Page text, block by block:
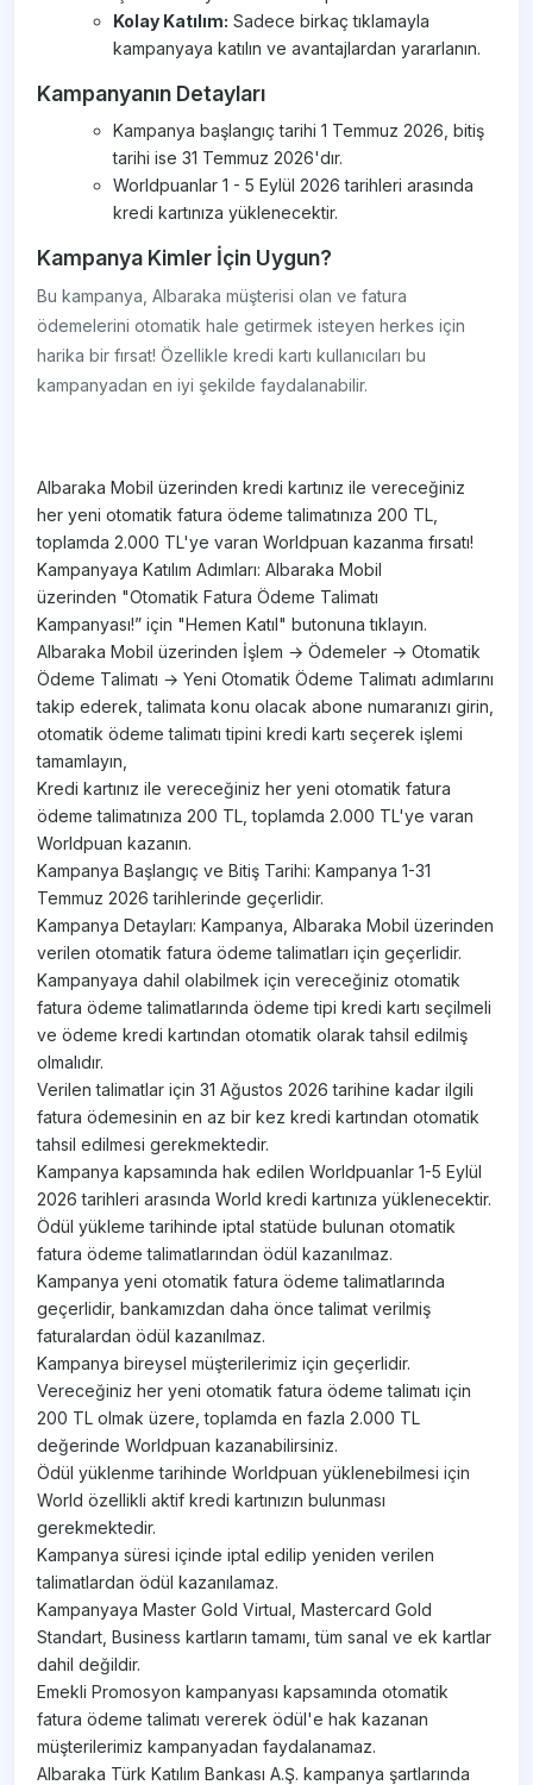
Kolay Katılım: Sadece birkaç tıklamayla
kampanyaya katılın ve avantajlardan yararlanın.
Kampanyanın Detayları
Kampanya başlangıç tarihi 1 Temmuz 2026, bitiş
tarihi ise 31 Temmuz 2026'dır.
Worldpuanlar 1 - 5 Eylül 2026 tarihleri arasında
kredi kartınıza yüklenecektir.
Kampanya Kimler İçin Uygun?
Bu kampanya, Albaraka müşterisi olan ve fatura
ödemelerini otomatik hale getirmek isteyen herkes için
harika bir fırsat! Özellikle kredi kartı kullanıcıları bu
kampanyadan en iyi şekilde faydalanabilir.
Albaraka Mobil üzerinden kredi kartınız ile vereceğiniz
her yeni otomatik fatura ödeme talimatınıza 200 TL,
toplamda 2.000 TL'ye varan Worldpuan kazanma fırsatı!
Kampanyaya Katılım Adımları: Albaraka Mobil
üzerinden "Otomatik Fatura Ödeme Talimatı
Kampanyası!” için "Hemen Katıl" butonuna tıklayın.
Albaraka Mobil üzerinden İşlem → Ödemeler → Otomatik
Ödeme Talimatı → Yeni Otomatik Ödeme Talimatı adımlarını
takip ederek, talimata konu olacak abone numaranızı girin,
otomatik ödeme talimatı tipini kredi kartı seçerek işlemi
tamamlayın,
Kredi kartınız ile vereceğiniz her yeni otomatik fatura
ödeme talimatınıza 200 TL, toplamda 2.000 TL'ye varan
Worldpuan kazanın.
Kampanya Başlangıç ve Bitiş Tarihi: Kampanya 1-31
Temmuz 2026 tarihlerinde geçerlidir.
Kampanya Detayları: Kampanya, Albaraka Mobil üzerinden
verilen otomatik fatura ödeme talimatları için geçerlidir.
Kampanyaya dahil olabilmek için vereceğiniz otomatik
fatura ödeme talimatlarında ödeme tipi kredi kartı seçilmeli
ve ödeme kredi kartından otomatik olarak tahsil edilmiş
olmalıdır.
Verilen talimatlar için 31 Ağustos 2026 tarihine kadar ilgili
fatura ödemesinin en az bir kez kredi kartından otomatik
tahsil edilmesi gerekmektedir.
Kampanya kapsamında hak edilen Worldpuanlar 1-5 Eylül
2026 tarihleri arasında World kredi kartınıza yüklenecektir.
Ödül yükleme tarihinde iptal statüde bulunan otomatik
fatura ödeme talimatlarından ödül kazanılmaz.
Kampanya yeni otomatik fatura ödeme talimatlarında
geçerlidir, bankamızdan daha önce talimat verilmiş
faturalardan ödül kazanılmaz.
Kampanya bireysel müşterilerimiz için geçerlidir.
Vereceğiniz her yeni otomatik fatura ödeme talimatı için
200 TL olmak üzere, toplamda en fazla 2.000 TL
değerinde Worldpuan kazanabilirsiniz.
Ödül yüklenme tarihinde Worldpuan yüklenebilmesi için
World özellikli aktif kredi kartınızın bulunması
gerekmektedir.
Kampanya süresi içinde iptal edilip yeniden verilen
talimatlardan ödül kazanılamaz.
Kampanyaya Master Gold Virtual, Mastercard Gold
Standart, Business kartların tamamı, tüm sanal ve ek kartlar
dahil değildir.
Emekli Promosyon kampanyası kapsamında otomatik
fatura ödeme talimatı vererek ödül'e hak kazanan
müşterilerimiz kampanyadan faydalanamaz.
Albaraka Türk Katılım Bankası A.Ş. kampanya şartlarında